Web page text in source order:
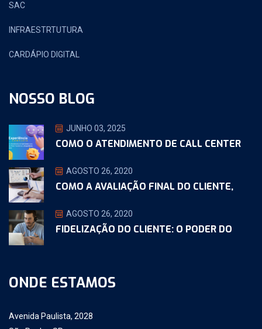
SAC
INFRAESTRTUTURA
CARDÁPIO DIGITAL
NOSSO BLOG
JUNHO 03, 2025
COMO O ATENDIMENTO DE CALL CENTER
AGOSTO 26, 2020
COMO A AVALIAÇÃO FINAL DO CLIENTE,
AGOSTO 26, 2020
FIDELIZAÇÃO DO CLIENTE: O PODER DO
ONDE ESTAMOS
Avenida Paulista, 2028